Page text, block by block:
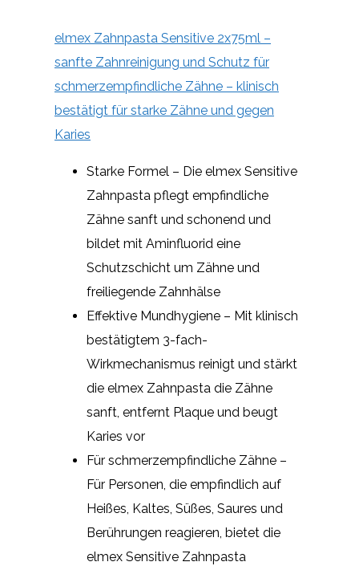
elmex Zahnpasta Sensitive 2x75ml –
sanfte Zahnreinigung und Schutz für
schmerzempfindliche Zähne – klinisch
bestätigt für starke Zähne und gegen
Karies
Starke Formel – Die elmex Sensitive
Zahnpasta pflegt empfindliche
Zähne sanft und schonend und
bildet mit Aminfluorid eine
Schutzschicht um Zähne und
freiliegende Zahnhälse
Effektive Mundhygiene – Mit klinisch
bestätigtem 3-fach-
Wirkmechanismus reinigt und stärkt
die elmex Zahnpasta die Zähne
sanft, entfernt Plaque und beugt
Karies vor
Für schmerzempfindliche Zähne –
Für Personen, die empfindlich auf
Heißes, Kaltes, Süßes, Saures und
Berührungen reagieren, bietet die
elmex Sensitive Zahnpasta